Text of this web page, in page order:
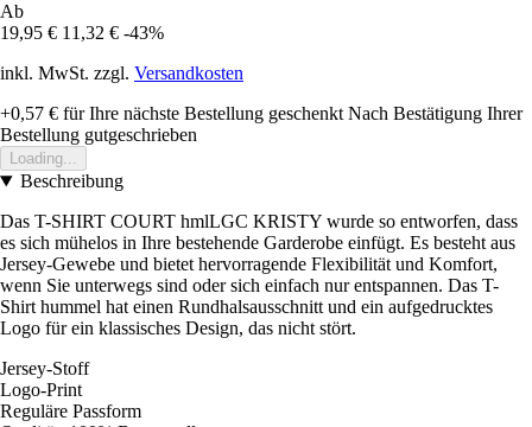
Ab
19,95 € 11,32 € -43%
inkl. MwSt. zzgl. Versandkosten
+0,57 € für Ihre nächste Bestellung geschenkt Nach Bestätigung Ihrer
Bestellung gutgeschrieben
Loading...
Beschreibung
Das T-SHIRT COURT hmlLGC KRISTY wurde so entworfen, dass
es sich mühelos in Ihre bestehende Garderobe einfügt. Es besteht aus
Jersey-Gewebe und bietet hervorragende Flexibilität und Komfort,
wenn Sie unterwegs sind oder sich einfach nur entspannen. Das T-
Shirt hummel hat einen Rundhalsausschnitt und ein aufgedrucktes
Logo für ein klassisches Design, das nicht stört.
Jersey-Stoff
Logo-Print
Reguläre Passform